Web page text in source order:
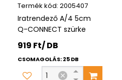
2005407
Iratrendező A/4 5cm
Q-CONNECT szürke
919 Ft/ DB
CSOMAGOLÁS: 25 DB